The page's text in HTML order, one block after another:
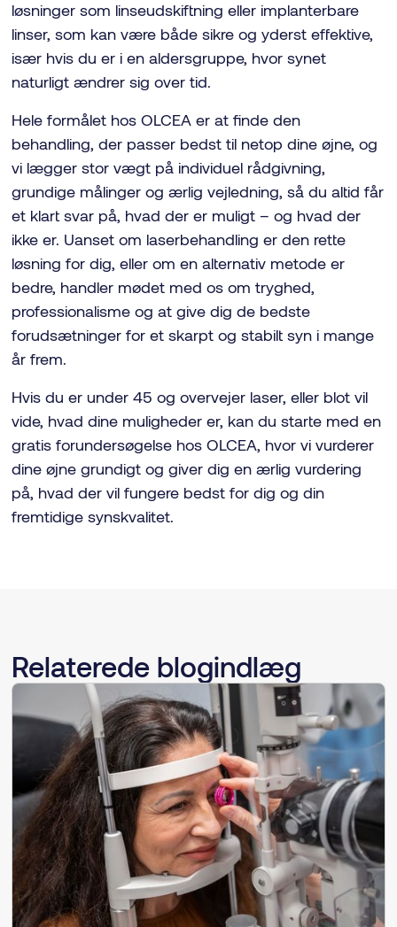
løsninger som linseudskiftning eller implanterbare
linser, som kan være både sikre og yderst effektive,
især hvis du er i en aldersgruppe, hvor synet
naturligt ændrer sig over tid.
Hele formålet hos OLCEA er at finde den
behandling, der passer bedst til netop dine øjne, og
vi lægger stor vægt på individuel rådgivning,
grundige målinger og ærlig vejledning, så du altid får
et klart svar på, hvad der er muligt – og hvad der
ikke er. Uanset om laserbehandling er den rette
løsning for dig, eller om en alternativ metode er
bedre, handler mødet med os om tryghed,
professionalisme og at give dig de bedste
forudsætninger for et skarpt og stabilt syn i mange
år frem.
Hvis du er under 45 og overvejer laser, eller blot vil
vide, hvad dine muligheder er, kan du starte med en
gratis forundersøgelse hos OLCEA, hvor vi vurderer
dine øjne grundigt og giver dig en ærlig vurdering
på, hvad der vil fungere bedst for dig og din
fremtidige synskvalitet.
Relaterede blogindlæg